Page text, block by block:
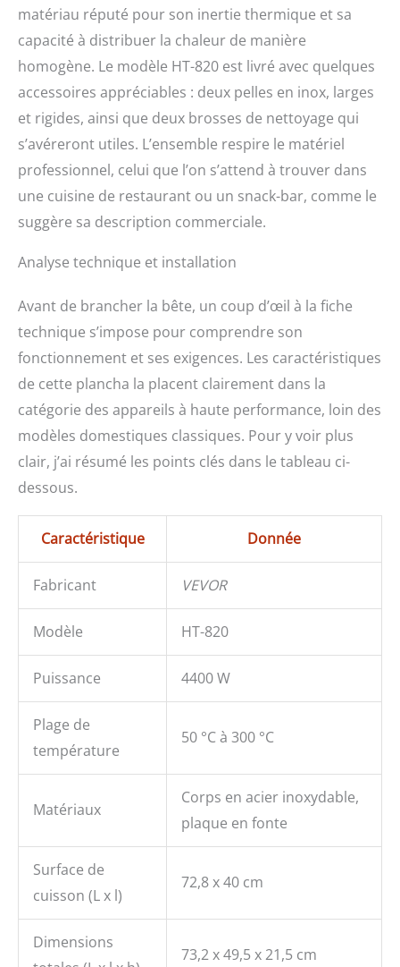
matériau réputé pour son inertie thermique et sa
capacité à distribuer la chaleur de manière
homogène. Le modèle HT-820 est livré avec quelques
accessoires appréciables : deux pelles en inox, larges
et rigides, ainsi que deux brosses de nettoyage qui
s’avéreront utiles. L’ensemble respire le matériel
professionnel, celui que l’on s’attend à trouver dans
une cuisine de restaurant ou un snack-bar, comme le
suggère sa description commerciale.
Analyse technique et installation
Avant de brancher la bête, un coup d’œil à la fiche
technique s’impose pour comprendre son
fonctionnement et ses exigences. Les caractéristiques
de cette plancha la placent clairement dans la
catégorie des appareils à haute performance, loin des
modèles domestiques classiques. Pour y voir plus
clair, j’ai résumé les points clés dans le tableau ci-
dessous.
Caractéristique Donnée
Fabricant VEVOR
Modèle HT-820
Puissance 4400 W
Plage de
température
50 °C à 300 °C
Matériaux
Corps en acier inoxydable,
plaque en fonte
Surface de
cuisson (L x l)
72,8 x 40 cm
Dimensions
73,2 x 49,5 x 21,5 cm